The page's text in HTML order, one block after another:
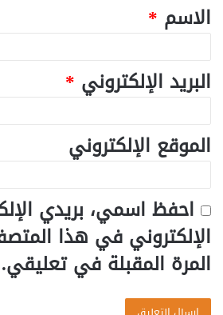
الاسم *
البريد الإلكتروني *
الموقع الإلكتروني
احفظ اسمي، بريدي
الإلكتروني في هذا
المرة المقبلة في تعليقي.